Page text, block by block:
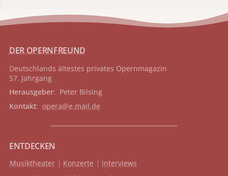
DER OPERNFREUND
Deutschlands ältestes privates Opernmagazin
57. Jahrgang
Herausgeber: Peter Bilsing
Kontakt: opera@e.mail.de
ENTDECKEN
Musiktheater Konzerte
Interviews